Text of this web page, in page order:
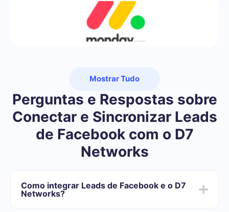
Mostrar Tudo
Perguntas e Respostas sobre
Conectar e Sincronizar Leads
de Facebook com o D7
Networks
Como integrar Leads de Facebook e o D7
Networks?